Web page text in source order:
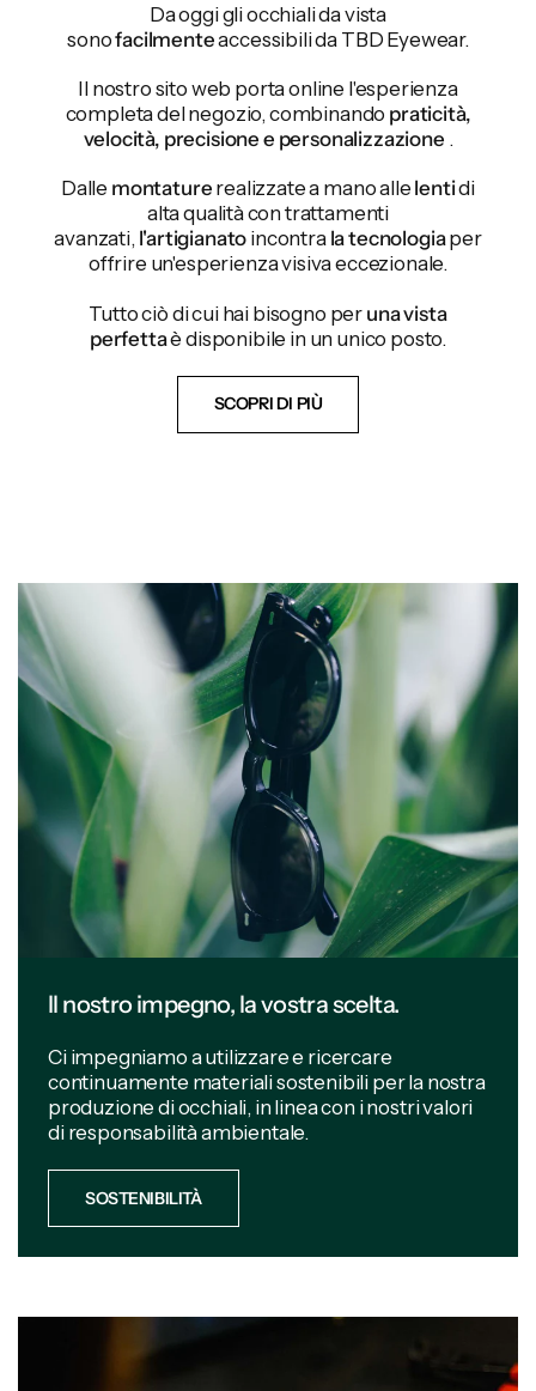
Da oggi gli occhiali da vista
sonofacilmenteaccessibili da TBD Eyewear.
Il nostro sito web porta online l'esperienza
completa del negozio, combinando praticità,
velocità, precisione e personalizzazione .
Dalle montature realizzate a mano alle lentidi
alta qualità con trattamenti
avanzati, l'artigianato incontra la tecnologiaper
offrire un'esperienza visiva eccezionale.
Tutto ciò di cui hai bisogno per una vista
perfettaè disponibile in un unico posto.
SCOPRI DI PIÙ
Il nostro impegno, la vostra scelta.
Ci impegniamo a utilizzare e ricercare
continuamente materiali sostenibili per la nostra
produzione di occhiali, in linea con i nostri valori
di responsabilità ambientale.
SOSTENIBILITÀ